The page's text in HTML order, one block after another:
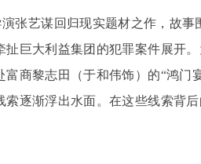
张艺谋回归现实题材之作，故事
巨大利益集团的犯罪案件展开
商黎志田（于和伟饰）的“鸿门
逐渐浮出水面。在这些线索背后